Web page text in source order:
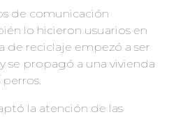
de comunicación
lo hicieron usuarios en
de reciclaje empezó a ser
se propagó a una vivienda
la atención de las